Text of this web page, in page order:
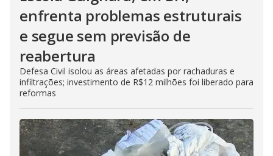
enfrenta problemas estruturais
e segue sem previsão de
reabertura
Defesa Civil isolou as áreas afetadas por rachaduras e
infiltrações; investimento de R$12 milhões foi liberado para
reformas